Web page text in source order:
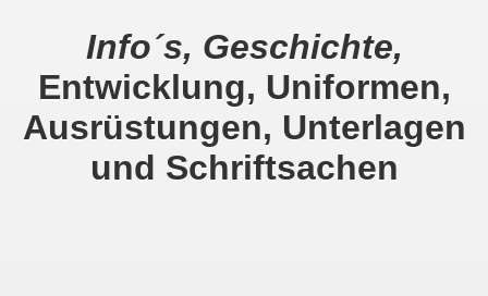
Info´s, Geschichte,
Entwicklung, Uniformen,
Ausrüstungen, Unterlagen
und Schriftsachen